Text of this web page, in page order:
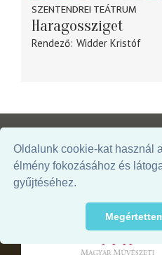
Oldalunk cookie-kat használ
élmény fokozásához és
gyűjtéséhez.
SZENTENDREI TEÁTRUM
Haragossziget
Rendező Widder Kristóf